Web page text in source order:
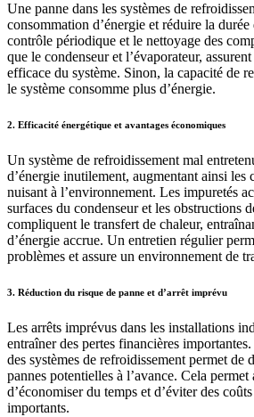
Une panne dans les systèmes de
consommation d’énergie et réduire la
contrôle périodique et le nettoyage des
que le condenseur et l’évaporateur,
efficace du système. Sinon, la capacité de
le système consomme plus d’énergie.
2. Efficacité énergétique et avantages économiques
Un système de refroidissement mal
d’énergie inutilement, augmentant ainsi les
nuisant à l’environnement. Les impuretés
surfaces du condenseur et les obstructions
compliquent le transfert de chaleur,
d’énergie accrue. Un entretien régulier
problèmes et assure un environnement de
3. Réduction du risque de panne et d’arrêt imprévu
Les arrêts imprévus dans les installations
entraîner des pertes financières
des systèmes de refroidissement permet de
pannes potentielles à l’avance. Cela permet
d’économiser du temps et d’éviter des
importants.